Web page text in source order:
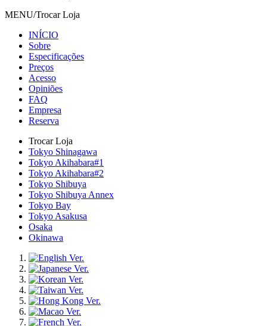
MENU/Trocar Loja
INÍCIO
Sobre
Especificações
Preços
Acesso
Opiniões
FAQ
Empresa
Reserva
Trocar Loja
Tokyo Shinagawa
Tokyo Akihabara#1
Tokyo Akihabara#2
Tokyo Shibuya
Tokyo Shibuya Annex
Tokyo Bay
Tokyo Asakusa
Osaka
Okinawa